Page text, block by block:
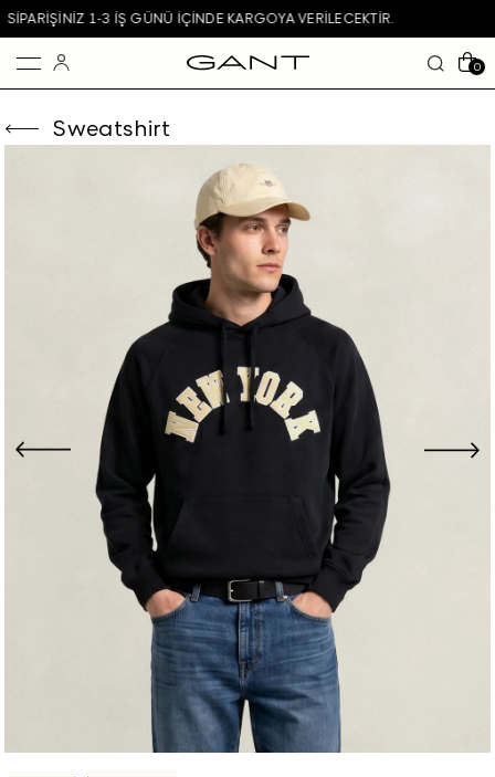
GARANTI BBVA KARTLARINDA VADE FARKSIZ 4
0
Sweatshirt